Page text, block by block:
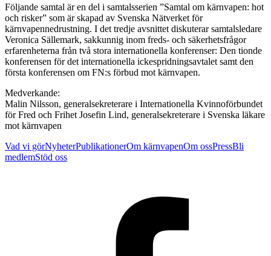
Följande samtal är en del i samtalsserien ”Samtal om kärnvapen: hot
och risker” som är skapad av Svenska Nätverket för
kärnvapennedrustning. I det tredje avsnittet diskuterar samtalsledare
Veronica Sällemark, sakkunnig inom freds- och säkerhetsfrågor
erfarenheterna från två stora internationella konferenser: Den tionde
konferensen för det internationella ickespridningsavtalet samt den
första konferensen om FN:s förbud mot kärnvapen.
Medverkande:
Malin Nilsson, generalsekreterare i Internationella Kvinnoförbundet
för Fred och Frihet Josefin Lind, generalsekreterare i Svenska läkare
mot kärnvapen
Vad vi görNyheterPublikationerOm kärnvapenOm ossPressBli
medlemStöd oss